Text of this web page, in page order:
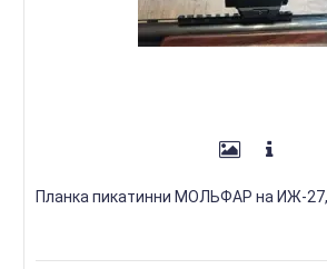
Планка пикатинни МОЛЬФАР на ИЖ-